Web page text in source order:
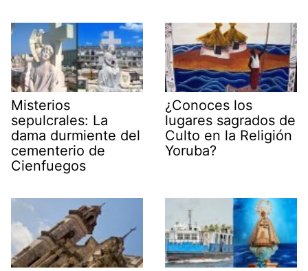
Misterios
sepulcrales: La
dama durmiente del
cementerio de
Cienfuegos
¿Conoces los
lugares sagrados de
Culto en la Religión
Yoruba?